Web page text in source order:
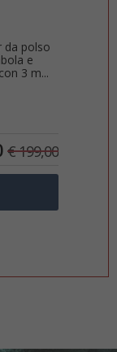
La magia
nell'inaspettato.
tua esperienza